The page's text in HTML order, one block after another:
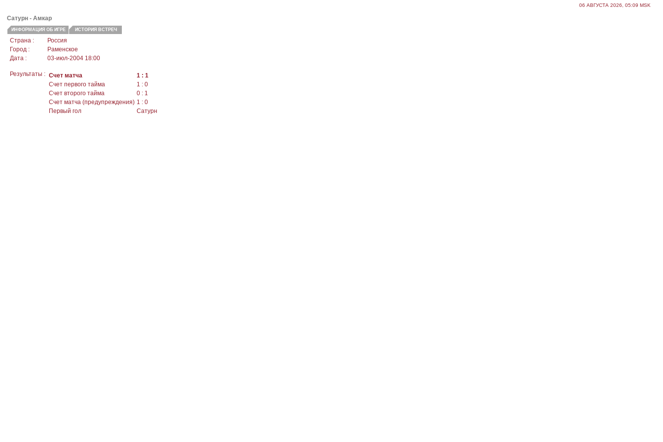
06 АВГУСТА 2026, 05:09 MSK
Сатурн - Амкар
ИНФОРМАЦИЯ ОБ ИГРЕ ИСТОРИЯ ВСТРЕЧ
Страна :
Россия
Город :
Раменское
Дата :
03-июл-2004 18:00
Результаты : Счет матча
1 : 1
Счет первого тайма
1 : 0
Счет второго тайма
0 : 1
Счет матча (предупреждения) 1 : 0
Первый гол
Сатурн